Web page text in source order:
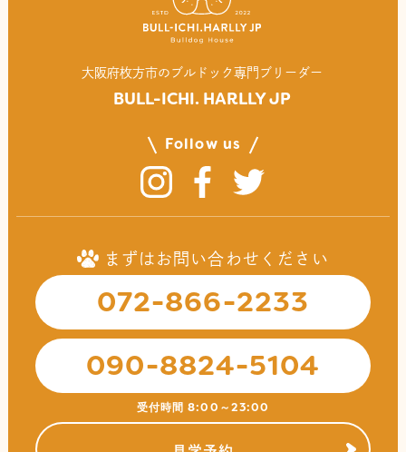
⼤阪府枚⽅市のブルドック専⾨ブリーダー
BULL-ICHI. HARLLY JP
Follow us
まずはお問い合わせください
072-866-2233
090-8824-5104
受付時間 8:00～23:00